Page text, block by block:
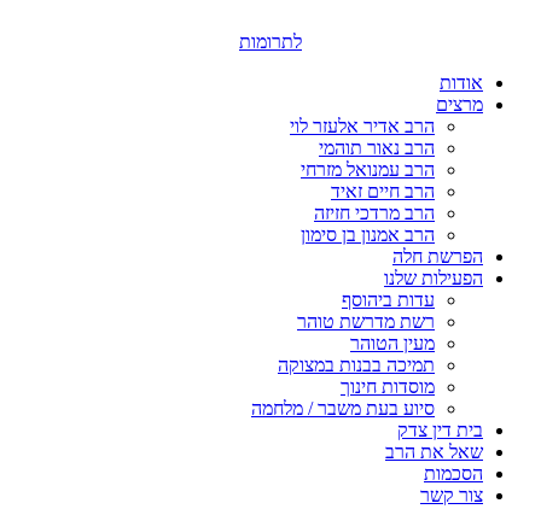
לתרומות
אודות
מרצים
הרב אדיר אלעזר לוי
הרב נאור תוהמי
הרב עמנואל מזרחי
הרב חיים זאיד
הרב מרדכי חזיזה
הרב אמנון בן סימון
הפרשת חלה
הפעילות שלנו
עדות ביהוסף
רשת מדרשת טוהר
מעין הטוהר
תמיכה בבנות במצוקה
מוסדות חינוך
סיוע בעת משבר / מלחמה
בית דין צדק
שאל את הרב
הסכמות
צור קשר